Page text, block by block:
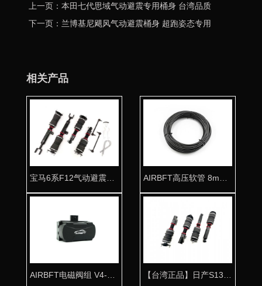
上一页：本田七代思域气动避震专用桶身 台湾品质
下一页：兰博基尼飓风气动避震桶身 超跑姿态专用
相关产品